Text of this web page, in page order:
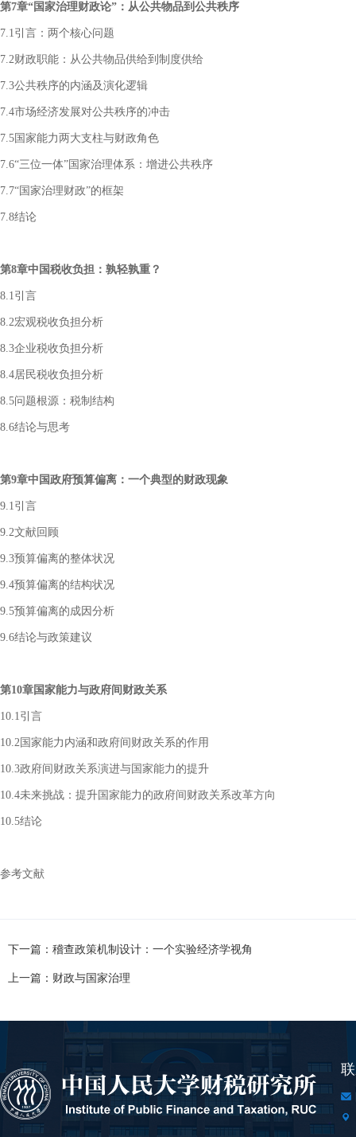
第7章“国家治理财政论”：从公共物品到公共秩序
7.1引言：两个核心问题
7.2财政职能：从公共物品供给到制度供给
7.3公共秩序的内涵及演化逻辑
7.4市场经济发展对公共秩序的冲击
7.5国家能力两大支柱与财政角色
7.6“三位一体”国家治理体系：增进公共秩序
7.7“国家治理财政”的框架
7.8结论
第8章中国税收负担：孰轻孰重？
8.1引言
8.2宏观税收负担分析
8.3企业税收负担分析
8.4居民税收负担分析
8.5问题根源：税制结构
8.6结论与思考
第9章中国政府预算偏离：一个典型的财政现象
9.1引言
9.2文献回顾
9.3预算偏离的整体状况
9.4预算偏离的结构状况
9.5预算偏离的成因分析
9.6结论与政策建议
第10章国家能力与政府间财政关系
10.1引言
10.2国家能力内涵和政府间财政关系的作用
10.3政府间财政关系演进与国家能力的提升
10.4未来挑战：提升国家能力的政府间财政关系改革方向
10.5结论
参考文献
下一篇：稽查政策机制设计：一个实验经济学视角
上一篇：财政与国家治理